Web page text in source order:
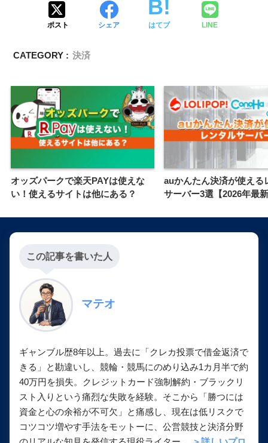
ポスト シェア はてブ LINE
CATEGORY : 決済
オッズパークで楽天PAYは使えな
い！使えるサイトは他にある？
auかんたん決済が使える
サーバー3選【2026年最
この記事を書いた人
マテオ
ギャンブル歴8年以上。過去に「クレカ投票で借金返済で
きる」と勘違いし、競輪・競馬にのめり込み1カ月半で約
40万円を損失。クレジットカード強制解約・ブラックリ
スト入りという痛烈な失敗を経験。そこから「勝つには
資金と心の余裕が不可欠」と痛感し、現在は低リスクで
コツコツ増やす手法をモットーに、公営競技と決済分野